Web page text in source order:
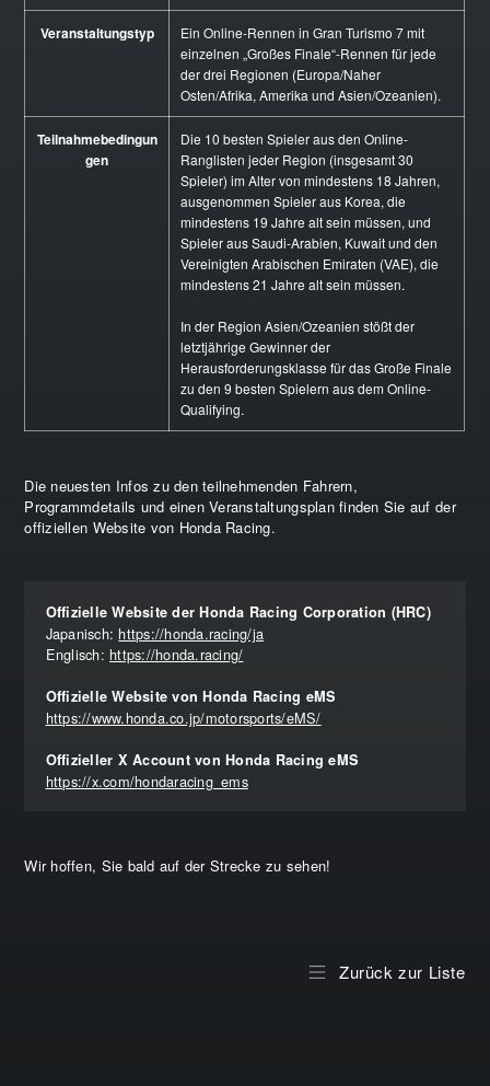
Veranstaltungstyp
Ein Online-Rennen in Gran Turismo 7 mit
einzelnen „Großes Finale“-Rennen für jede
der drei Regionen (Europa/Naher
Osten/Afrika, Amerika und Asien/Ozeanien).
Teilnahmebedingun
gen
Die 10 besten Spieler aus den Online-
Ranglisten jeder Region (insgesamt 30
Spieler) im Alter von mindestens 18 Jahren,
ausgenommen Spieler aus Korea, die
mindestens 19 Jahre alt sein müssen, und
Spieler aus Saudi-Arabien, Kuwait und den
Vereinigten Arabischen Emiraten (VAE), die
mindestens 21 Jahre alt sein müssen.
In der Region Asien/Ozeanien stößt der
letztjährige Gewinner der
Herausforderungsklasse für das Große Finale
zu den 9 besten Spielern aus dem Online-
Qualifying.
Die neuesten Infos zu den teilnehmenden Fahrern,
Programmdetails und einen Veranstaltungsplan finden Sie auf der
offiziellen Website von Honda Racing.
Offizielle Website der Honda Racing Corporation (HRC)
Japanisch: https://honda.racing/ja
Englisch: https://honda.racing/
Offizielle Website von Honda Racing eMS
https://www.honda.co.jp/motorsports/eMS/
Offizieller X Account von Honda Racing eMS
https://x.com/hondaracing_ems
Wir hoffen, Sie bald auf der Strecke zu sehen!
Zurück zur Liste